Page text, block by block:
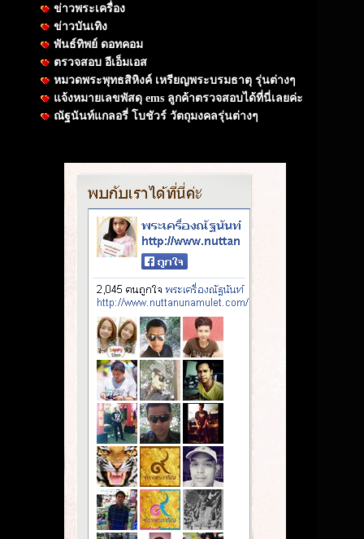
ข่าวพระเครื่อง
ข่าวบันเทิง
พันธ์ทิพย์ ดอทคอม
ตรวจสอบ อีเอ็มเอส
หมวดพระพุทธสิหิงค์ เหรียญพระบรมธาตุ รุ่นต่างๆ
แจ้งหมายเลขพัสดุ ems ลูกค้าตรวจสอบได้ที่นี่เลยค่ะ
ณัฐนันท์แกลอรี่ โบชัวร์ วัตถุมงคลรุ่นต่างๆ